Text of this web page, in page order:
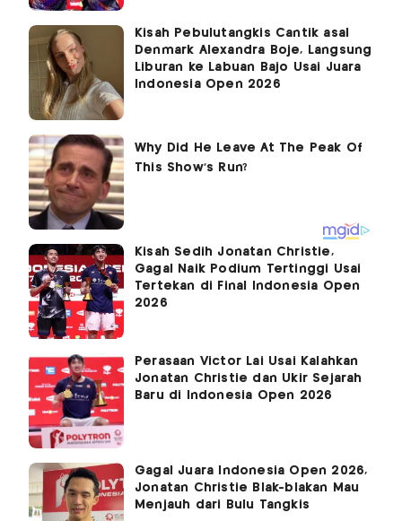
Kisah Pebulutangkis Cantik asal
Denmark Alexandra Boje, Langsung
Liburan ke Labuan Bajo Usai Juara
Indonesia Open 2026
Kisah Sedih Jonatan Christie,
Gagal Naik Podium Tertinggi Usai
Tertekan di Final Indonesia Open
2026
Perasaan Victor Lai Usai Kalahkan
Jonatan Christie dan Ukir Sejarah
Baru di Indonesia Open 2026
Gagal Juara Indonesia Open 2026,
Jonatan Christie Blak-blakan Mau
Menjauh dari Bulu Tangkis